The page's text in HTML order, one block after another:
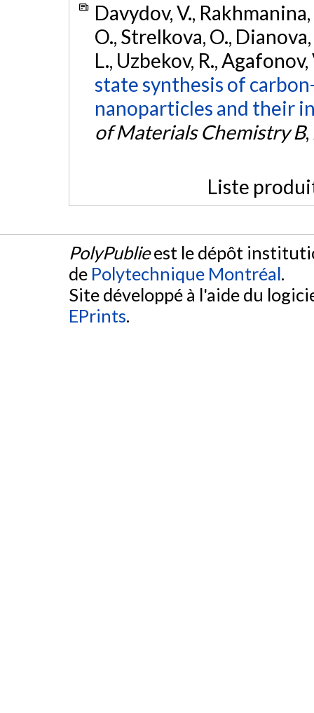
Davydov, V.,
O., Strelkova, O.,
L., Uzbekov, R.,
state synthesis of
nanoparticles and their
of Materials Chemistry B,
Liste
PolyPublieest le dépôt
de Polytechnique Montréal.
Site développé à l'aide du
EPrints.